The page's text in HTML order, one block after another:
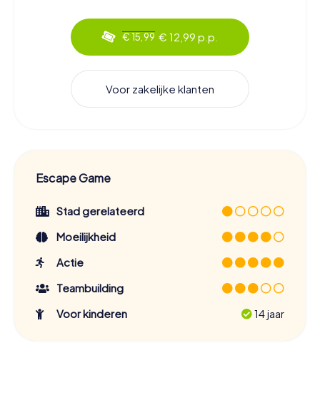
€ 15,99 € 12,99 p.p.
Voor zakelijke klanten
Escape Game
Stad gerelateerd
Moeilijkheid
Actie
Teambuilding
Voor kinderen
14 jaar